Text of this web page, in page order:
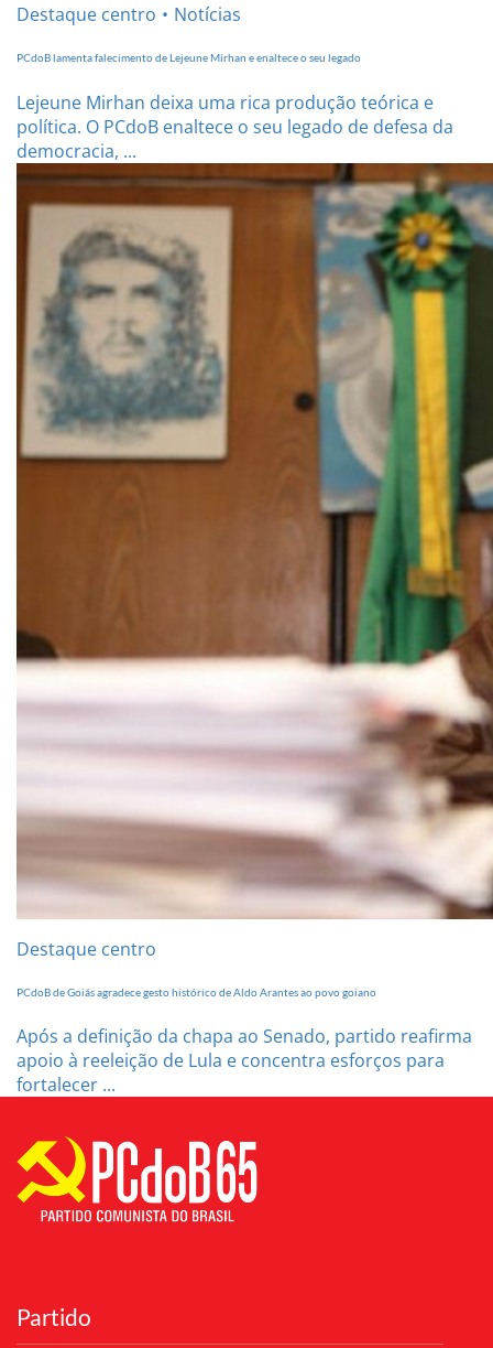
Destaque centro Notícias
PCdoB lamenta falecimento de Lejeune Mirhan e enaltece o seu legado
Lejeune Mirhan deixa uma rica produção teórica e
política. O PCdoB enaltece o seu legado de defesa da
democracia, ...
Destaque centro
PCdoB de Goiás agradece gesto histórico de Aldo Arantes ao povo goiano
Após a definição da chapa ao Senado, partido reafirma
apoio à reeleição de Lula e concentra esforços para
fortalecer ...
Partido